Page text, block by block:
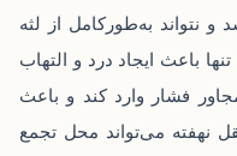
نتواند به‌طورکامل از لثه
باعث ایجاد درد و التهاب
فشار وارد کند و باعث
نهفته می‌تواند محل تجمع